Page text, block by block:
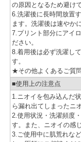
の原因となるため避け
6.洗濯後に長時間放置
ます。洗濯後は速やか
7.プリント部分にアイ
ださい。
8.着用後は必ず洗濯し
す。
★その他よくあるご質
■使用上の注意点
1.ニオイを包み込んだ
ら漏れ出てしまったニ
2.使用状況・洗濯頻度
す。また、ニオイの感
3.ご使用中に肌荒れな